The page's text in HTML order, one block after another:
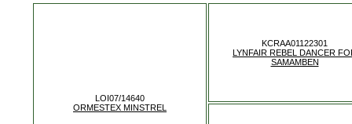
LOI07/14640
ORMESTEX MINSTREL
KCRAA01122301
LYNFAIR REBEL DANCER
SAMAMBEN